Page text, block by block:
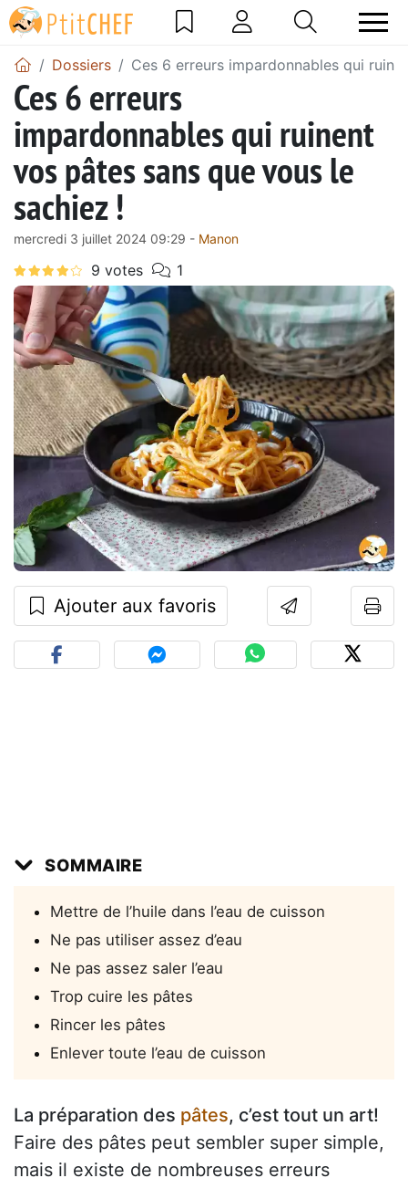
Dossiers Ces 6 erreurs impardonnables qui
Ces 6 erreurs
impardonnables qui ruinent
vos pâtes sans que vous le
sachiez !
mercredi 3 juillet 2024 09:29 - Manon
Ajouter aux favoris
SOMMAIRE
Mettre de l’huile dans l’eau de cuisson
Ne pas utiliser assez d’eau
Ne pas assez saler l’eau
Trop cuire les pâtes
Rincer les pâtes
Enlever toute l’eau de cuisson
La préparation des pâtes, c’est tout un art!
Faire des pâtes peut sembler super simple,
mais il existe de nombreuses erreurs